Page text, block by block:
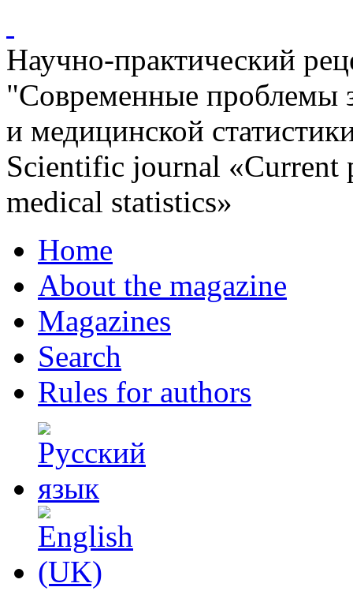
Научно-практический
"Современные проблемы
и медицинской
Scientific journal «Current
medical statistics»
Home
About the magazine
Magazines
Search
Rules for authors